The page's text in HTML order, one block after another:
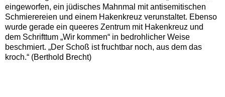
eingeworfen, ein jüdisches Mahnmal mit antisemitischen
Schmierereien und einem Hakenkreuz verunstaltet. Ebenso
wurde gerade ein queeres Zentrum mit Hakenkreuz und
dem Schrifttum „Wir kommen“ in bedrohlicher Weise
beschmiert. „Der Schoß ist fruchtbar noch, aus dem das
kroch.“ (Berthold Brecht)